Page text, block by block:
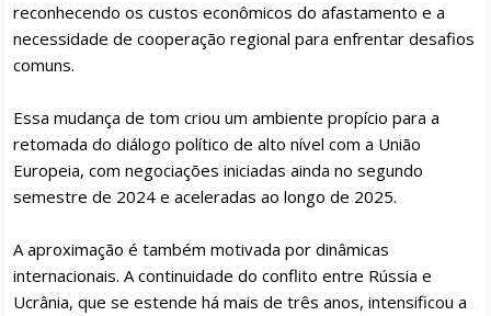
reconhecendo os custos econômicos do afastamento e a
necessidade de cooperação regional para enfrentar desafios
comuns.
Essa mudança de tom criou um ambiente propício para a
retomada do diálogo político de alto nível com a União
Europeia, com negociações iniciadas ainda no segundo
semestre de 2024 e aceleradas ao longo de 2025.
A aproximação é também motivada por dinâmicas
internacionais. A continuidade do conflito entre Rússia e
Ucrânia, que se estende há mais de três anos, intensificou a